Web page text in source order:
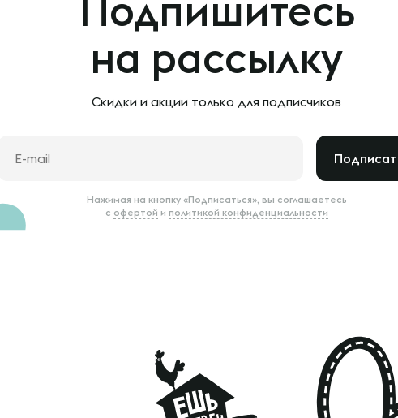
Подпишитесь
на рассылку
Скидки и акции только для подписчиков
Нажимая на кнопку «Подписаться», вы соглашаетесь
с офертой и политикой конфиденциальности